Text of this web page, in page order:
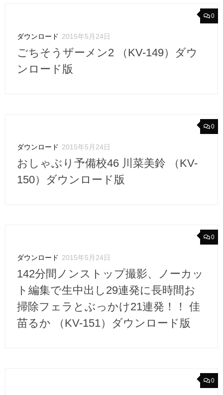
0
ダウンロード 2015年5月24日
ごちそうザーメン2 （KV-149）ダウ
ンロード版
0
ダウンロード 2015年5月24日
おしゃぶり予備校46 川菜美鈴 （KV-
150）ダウンロード版
0
ダウンロード 2015年5月24日
142分間ノンストップ撮影、ノーカッ
ト編集で生中出し29連発に長時間お
掃除フェラとぶっかけ21連発！！ 佳
苗るか （KV-151）ダウンロード版
0